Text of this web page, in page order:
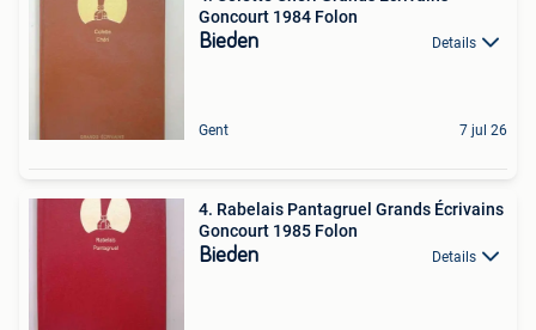
Goncourt 1984 Folon
Bieden Details
Gent 7 jul 26
4. Rabelais Pantagruel Grands Écrivains
Goncourt 1985 Folon
Bieden Details